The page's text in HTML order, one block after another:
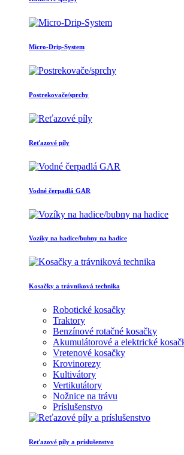
Micro-Drip-System
Postrekovače/sprchy
Reťazové píly
Vodné čerpadlá GAR
Vozíky na hadice/bubny na hadice
Kosačky a trávniková technika
Robotické kosačky
Traktory
Benzínové rotačné kosačky
Akumulátorové a elektrické
Vretenové kosačky
Krovinorezy
Kultivátory
Vertikutátory
Nožnice na trávu
Príslušenstvo
Reťazové píly a príslušenstvo